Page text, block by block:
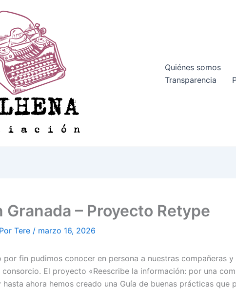
Quiénes somos
Transparencia
Granada – Proyecto Retype
Tere / marzo 16, 2026
por fin pudimos conocer en persona a nuestras compañeras
consorcio. El proyecto «Reescribe la información: por una
ahora hemos creado una Guía de buenas prácticas que